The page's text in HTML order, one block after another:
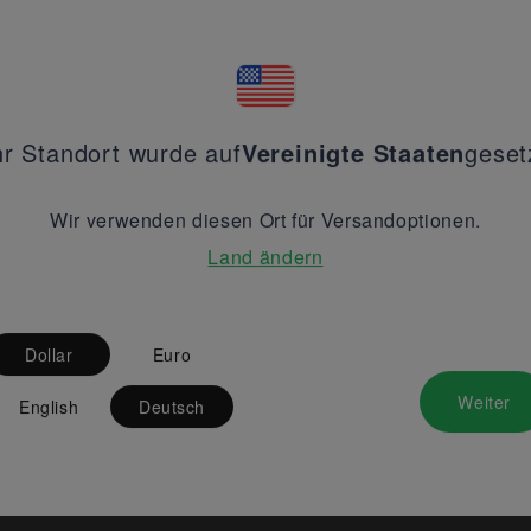
Standort wurde aufVereinigte Staaten
Wir verwenden diesen Ort für Versandoptionen.
Land ändern
Dollar Euro
English Deutsch Weiter